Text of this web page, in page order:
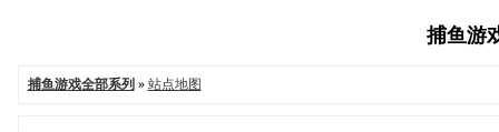
捕鱼游
捕鱼游戏全部系列 » 站点地图